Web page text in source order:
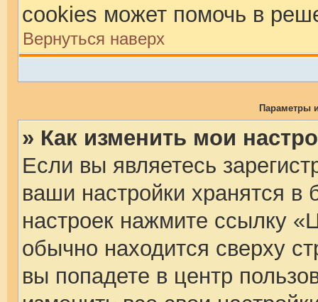
cookies может помочь в
Вернуться наверх
Параметры
» Как изменить мои
Если вы являетесь
ваши настройки хранятся
настроек нажмите ссылку
обычно находится сверху
вы попадете в центр